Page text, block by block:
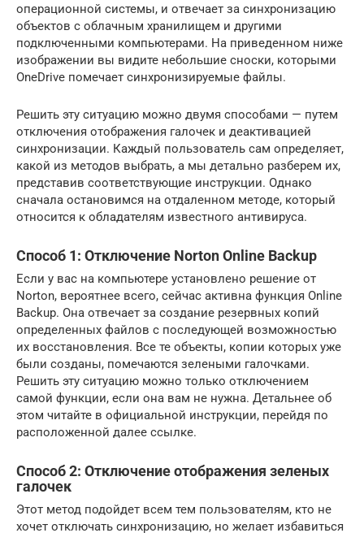
операционной системы, и отвечает за синхронизацию
объектов с облачным хранилищем и другими
подключенными компьютерами. На приведенном ниже
изображении вы видите небольшие сноски, которыми
OneDrive помечает синхронизируемые файлы.
Решить эту ситуацию можно двумя способами — путем
отключения отображения галочек и деактивацией
синхронизации. Каждый пользователь сам определяет,
какой из методов выбрать, а мы детально разберем их,
представив соответствующие инструкции. Однако
сначала остановимся на отдаленном методе, который
относится к обладателям известного антивируса.
Способ 1: Отключение Norton Online Backup
Если у вас на компьютере установлено решение от
Norton, вероятнее всего, сейчас активна функция Online
Backup. Она отвечает за создание резервных копий
определенных файлов с последующей возможностью
их восстановления. Все те объекты, копии которых уже
были созданы, помечаются зелеными галочками.
Решить эту ситуацию можно только отключением
самой функции, если она вам не нужна. Детальнее об
этом читайте в официальной инструкции, перейдя по
расположенной далее ссылке.
Способ 2: Отключение отображения зеленых
галочек
Этот метод подойдет всем тем пользователям, кто не
хочет отключать синхронизацию, но желает избавиться